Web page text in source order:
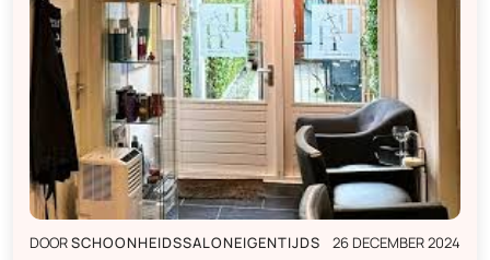
DOORSCHOONHEIDSSALONEIGENTIJDS 26 DECEMBER 2024